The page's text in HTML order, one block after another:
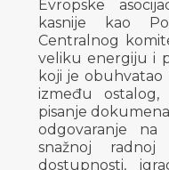
Evropske
kasnije kao
Centralnog
veliku energiju i
koji je obuhvatao
između
pisanje
odgovaranje
snažnoj
dostupnosti,